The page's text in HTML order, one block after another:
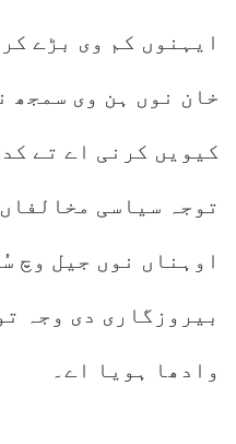
ایہنوں کم وی بڑے
خان نوں ہن وی سمجھ
کیویں کرنی اے تے
توجہ سیاسی
اوہناں نوں جیل وچ
بیروزگاری دی وجہ
وادھا ہویا اے۔